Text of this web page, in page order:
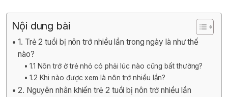
Nội dung bài
1. Trẻ 2 tuổi bị nôn trớ nhiều lần trong ngày là như thế
nào?
1.1 Nôn trớ ở trẻ nhỏ có phải lúc nào cũng bất thường?
1.2 Khi nào được xem là nôn trớ nhiều lần?
2. Nguyên nhân khiến trẻ 2 tuổi bị nôn trớ nhiều lần